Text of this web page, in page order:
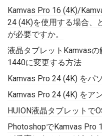
Kamvas Pro 16 (4K)/
24 (4K)を使用する場合、
が必要ですか。
液晶タブレットKamvas
1440に変更する方法
Kamvas Pro 24 (4K) をパ
Kamvas Pro 24 (4K) をア
HUION液晶タブレットで
PhotoshopでKamvas Pro